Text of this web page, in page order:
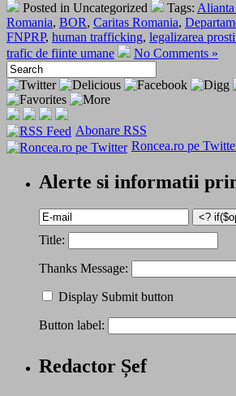
Posted in Uncategorized Tags:
Romania, BOR, Caritas Romania,
FNPRP, human trafficking, legalizarea
trafic de fiinte umane
No Comments »
Abonare RSS
Roncea.ro pe
Alerte si informatii
Title:
Thanks Message:
Display Submit button
Button label:
Redactor Șef